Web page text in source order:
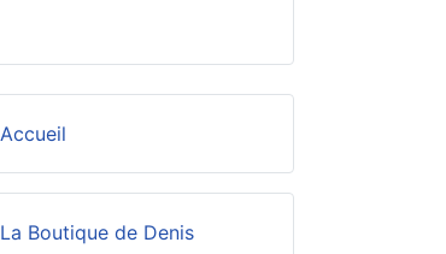
Accueil
La Boutique de Denis